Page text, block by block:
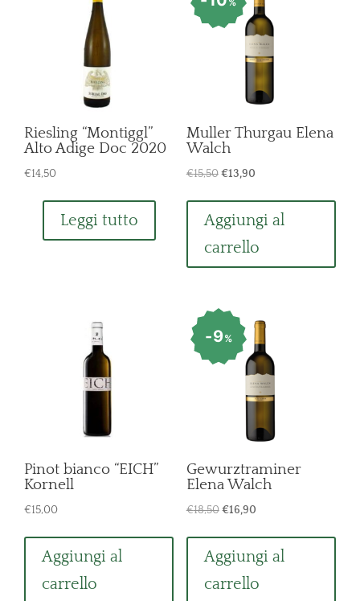
Riesling “Montiggl”
Alto Adige Doc 2020
€14,50
Leggi tutto
Muller Thurgau Elena
Walch
€15,50 Il
originale
€15,50.
€13,90Il
attuale
€13,90.
Aggiungi al
carrello
Pinot bianco “EICH”
Kornell
€15,00
Aggiungi al
carrello
9%
Gewurztraminer
Elena Walch
€18,50 Il
originale
€18,50.
€16,90Il
attuale
€16,90.
Aggiungi al
carrello